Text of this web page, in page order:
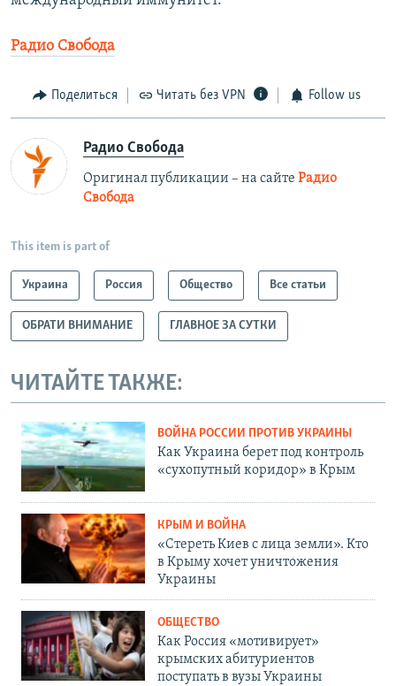
Радио Свобода
Поделиться Читать без VPN Follow us
Радио Свобода
Оригинал публикации – на сайте Радио
Свобода
This item is part of
Украина Россия Общество Все статьи
ОБРАТИ ВНИМАНИЕ ГЛАВНОЕ ЗА СУТКИ
ЧИТАЙТЕ ТАКЖЕ:
ВОЙНА РОССИИ ПРОТИВ УКРАИНЫ
Как Украина берет под контроль
«сухопутный коридор» в Крым
КРЫМ И ВОЙНА
«Стереть Киев с лица земли». Кто
в Крыму хочет уничтожения
Украины
ОБЩЕСТВО
Как Россия «мотивирует»
крымских абитуриентов
поступать в вузы Украины